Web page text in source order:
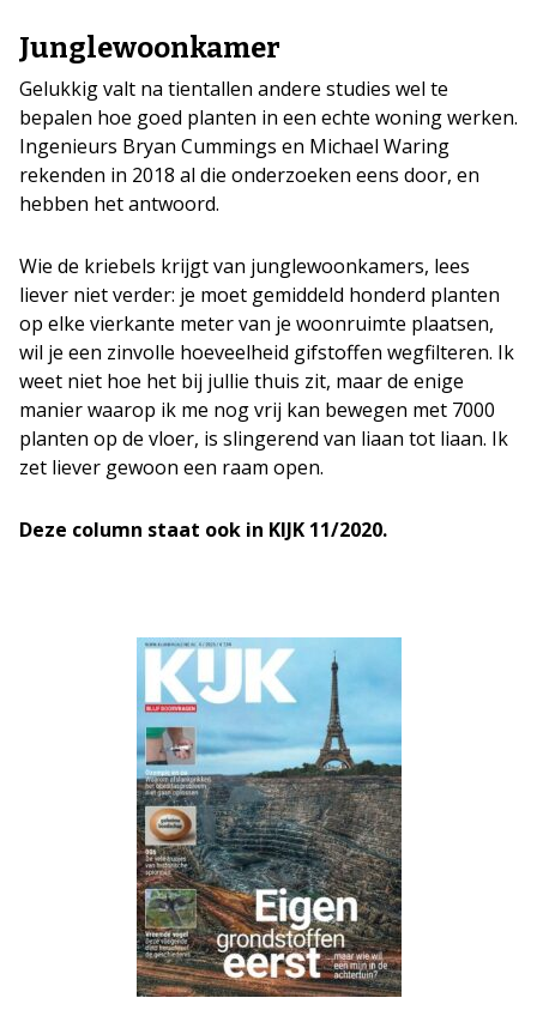
Junglewoonkamer
Gelukkig valt na tientallen andere studies wel te
bepalen hoe goed planten in een echte woning werken.
Ingenieurs Bryan Cummings en Michael Waring
rekenden in 2018 al die onderzoeken eens door, en
hebben het antwoord.
Wie de kriebels krijgt van junglewoonkamers, lees
liever niet verder: je moet gemiddeld honderd planten
op elke vierkante meter van je woonruimte plaatsen,
wil je een zinvolle hoeveelheid gifstoffen wegfilteren. Ik
weet niet hoe het bij jullie thuis zit, maar de enige
manier waarop ik me nog vrij kan bewegen met 7000
planten op de vloer, is slingerend van liaan tot liaan. Ik
zet liever gewoon een raam open.
Deze column staat ook in KIJK 11/2020.